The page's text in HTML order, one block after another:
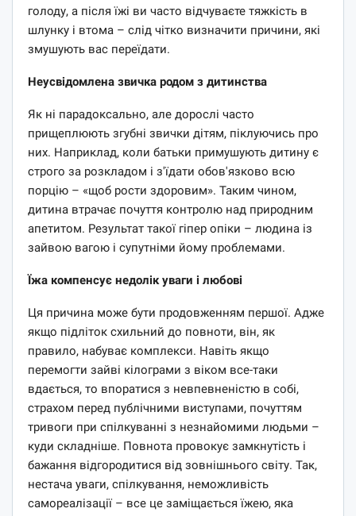
голоду, а після їжі ви часто відчуваєте тяжкість в
шлунку і втома – слід чітко визначити причини, які
змушують вас переїдати.
Неусвідомлена звичка родом з дитинства
Як ні парадоксально, але дорослі часто
прищеплюють згубні звички дітям, піклуючись про
них. Наприклад, коли батьки примушують дитину є
строго за розкладом і з'їдати обов'язково всю
порцію – «щоб рости здоровим». Таким чином,
дитина втрачає почуття контролю над природним
апетитом. Результат такої гіпер опіки – людина із
зайвою вагою і супутніми йому проблемами.
Їжа компенсує недолік уваги і любові
Ця причина може бути продовженням першої. Адже
якщо підліток схильний до повноти, він, як
правило, набуває комплекси. Навіть якщо
перемогти зайві кілограми з віком все-таки
вдається, то впоратися з невпевненістю в собі,
страхом перед публічними виступами, почуттям
тривоги при спілкуванні з незнайомими людьми –
куди складніше. Повнота провокує замкнутість і
бажання відгородитися від зовнішнього світу. Так,
нестача уваги, спілкування, неможливість
самореалізації – все це заміщається їжею, яка